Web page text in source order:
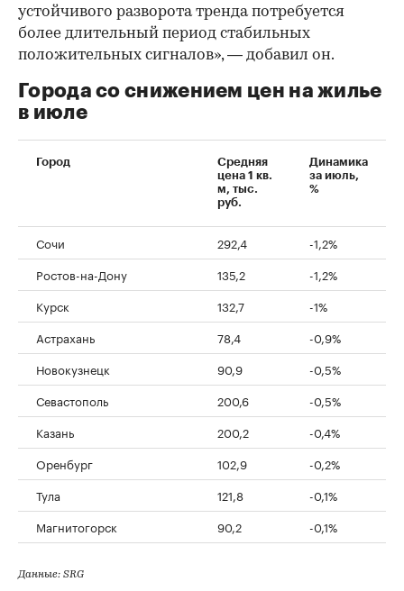
устойчивого разворота тренда потребуется
более длительный период стабильных
положительных сигналов», — добавил он.
Города со снижением цен на жилье
в июле
Город
Средняя
цена 1 кв.
м, тыс.
руб.
Динамика
за июль,
%
Сочи 292,4
-1,2%
Ростов-на-Дону
135,2
-1,2%
Курск
132,7
-1%
Астрахань
78,4
-0,9%
Новокузнецк
90,9
-0,5%
Севастополь
200,6
-0,5%
Казань
200,2
-0,4%
Оренбург
102,9
-0,2%
Тула
121,8
-0,1%
Магнитогорск
90,2 -0,1%
Данные: SRG